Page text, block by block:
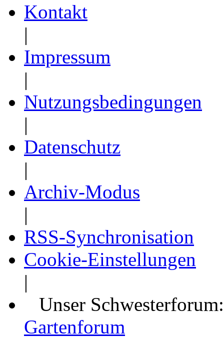
Kontakt
|
Impressum
|
Nutzungsbedingungen
|
Datenschutz
|
Archiv-Modus
|
RSS-Synchronisation
Cookie-Einstellungen
|
Unser
Gartenforum